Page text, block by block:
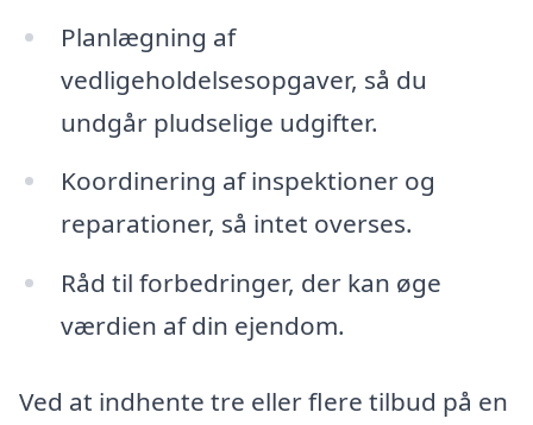
Planlægning af
vedligeholdelsesopgaver, så du
undgår pludselige udgifter.
Koordinering af inspektioner og
reparationer, så intet overses.
Råd til forbedringer, der kan øge
værdien af din ejendom.
Ved at indhente tre eller flere tilbud på en